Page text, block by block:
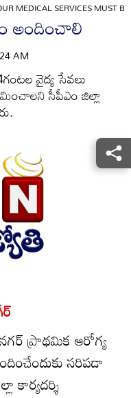
MEDICAL SERVICES MUST
అందించాలి
AM
వైద్య సేవలు
సీపీఎం జిల్లా
ప్రాథమిక ఆరోగ్య
సరిపడా
కార్యదర్శి